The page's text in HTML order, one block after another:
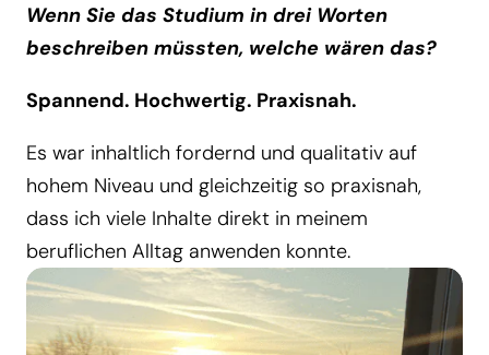
Wenn Sie das Studium in drei Worten
beschreiben müssten, welche wären das?
Spannend. Hochwertig. Praxisnah.
Es war inhaltlich fordernd und qualitativ auf
hohem Niveau und gleichzeitig so praxisnah,
dass ich viele Inhalte direkt in meinem
beruflichen Alltag anwenden konnte.